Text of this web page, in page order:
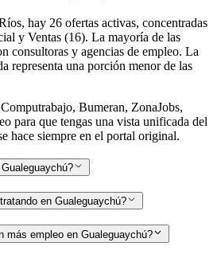
hay 26 ofertas activas, concentradas
y Ventas (16). La mayoría de las
consultoras y agencias de empleo. La
representa una porción menor de las
Bumeran, ZonaJobs,
para que tengas una vista unificada del
hace siempre en el portal original.
en Gualeguaychú?
más empleo en Gualeguaychú?